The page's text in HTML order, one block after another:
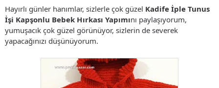
Hayırlı günler hanımlar, sizlerle çok güzel Kadife İple Tunus
İşi Kapşonlu Bebek Hırkası Yapımını paylaşıyorum,
yumuşacık çok güzel görünüyor, sizlerin de severek
yapacağınızı düşünüyorum.